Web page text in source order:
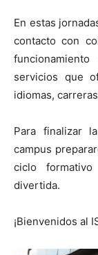
En estas
contacto con
servicios que
idiomas,
Para finalizar
campus
ciclo
divertida.
¡Bienvenidos al